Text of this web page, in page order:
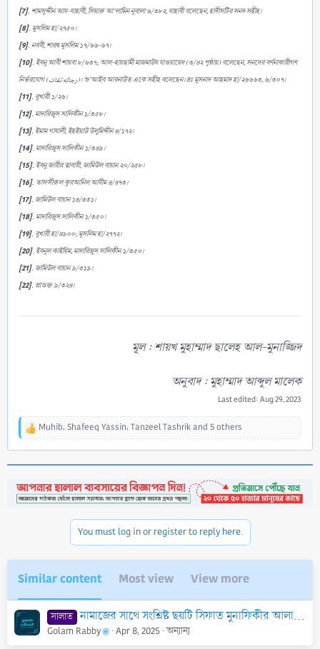
[7]. শামসুদ্দীন আয-যাহাবী, সিয়ারু আ‘লামিন নুবালা ৬/৩৮২, যাহাবী বলেছেন, হাদীসটির সনদ সহীহ।
[8]. মুসলিম হা/২৭৫০।
[9]. নববী, শারহু মুসলিম ১৭/৬৬-৬৭।
[10]. ইবনু আবী শায়বা ৮/৬৩৭; আল-হায়ছামী মাজমাউয যাওয়ায়েদ (৩/৪২ পৃষ্ঠায়) বলেছেন, সনদের বর্ণনাকারীগণ
নির্ভরযোগ (رجاله ثقات)। শু‘আইব আরনাউত একে সহীহ বলেছেন। দ্রঃ মুসনাদ আহমাদ হা/২৬৬৬৩, ৬/৩০৭।
[11]. বুখারী ১/২৬।
[12]. মাদারিজুস সালিকীন ১/৩৫৮।
[13]. ইমাম গাযালী, ইহইয়াউ উলূমিদ্দীন ৪/১৭২।
[14]. মাদারিজুস সালিকীন ১/৩৪৯।
[15]. ইবনু জারীর ত্বাবারী, জামিউল বায়ান ২০/২৫৮।
[16]. তাফসীরুল কুরআনিল আযীম ৪/৪৭৩।
[17]. জামিউল বায়ান ১৪/৩৩১।
[18]. মাদারিজুস সালিকীন ১/৩৫০।
[19]. বুখারী হা/৪৯০০; মুসলিম হা/২৭৭২।
[20]. ইবনুল কাইয়িম, মাদারিজুস সালিকীন ১/৩৫০।
[21]. জামিউল বায়ান ৯/৩১৯।
[22]. প্রাগুক্ত ৯/৩২৪।
মূল : শায়খ মুহাম্মাদ ছালেহ আল-মুনাজ্জিদ
অনুবাদ : মুহাম্মাদ আব্দুল মালেক
Last edited: Aug 29, 2023
R
t
i
Muhib, Shafeeq Yassin, Tanzeel Tashrikand 5 others
You must log in or register to reply here.
Similar content Most view View more
সালাত নামাজের সাথে সংশ্লিষ্ট ছয়টি সিফাত‌ মুনাফিকীর আলামত
Golam Rabby Apr 8, 2025 অন্যান্য